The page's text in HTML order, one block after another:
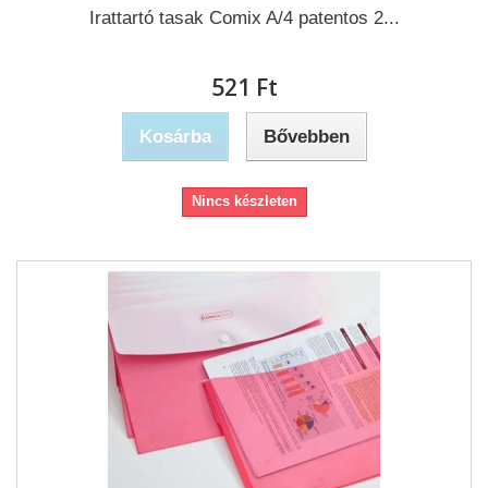
Irattartó tasak Comix A/4 patentos 2...
521 Ft‎
Kosárba Bővebben
Nincs készleten